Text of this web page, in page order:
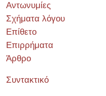
Αντωνυμίες
Σχήματα λόγου
Επίθετο
Επιρρήματα
Άρθρο
Συντακτικό